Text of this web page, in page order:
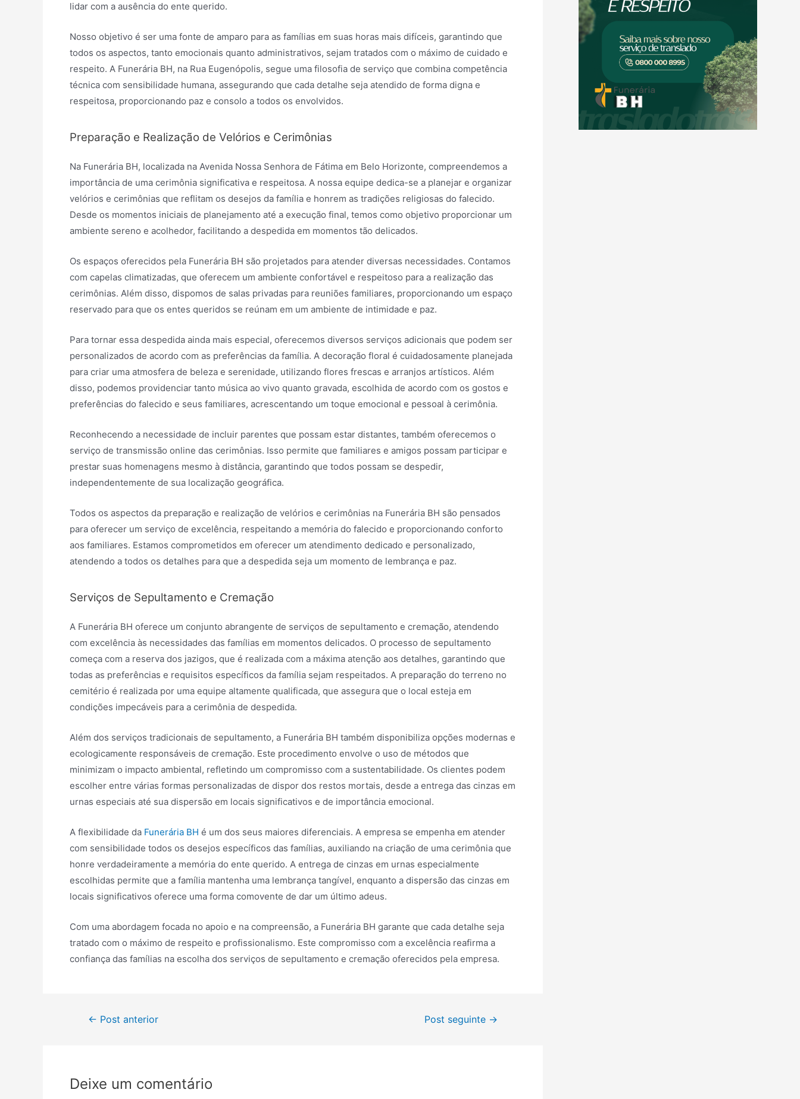
lidar com a ausência do ente querido.
Nosso objetivo é ser uma fonte de amparo para as famílias em suas horas mais difíceis, garantindo que
todos os aspectos, tanto emocionais quanto administrativos, sejam tratados com o máximo de cuidado e
respeito. A Funerária BH, na Rua Eugenópolis, segue uma filosofia de serviço que combina competência
técnica com sensibilidade humana, assegurando que cada detalhe seja atendido de forma digna e
respeitosa, proporcionando paz e consolo a todos os envolvidos.
Preparação e Realização de Velórios e Cerimônias
Na Funerária BH, localizada na Avenida Nossa Senhora de Fátima em Belo Horizonte, compreendemos a
importância de uma cerimônia significativa e respeitosa. A nossa equipe dedica-se a planejar e organizar
velórios e cerimônias que reflitam os desejos da família e honrem as tradições religiosas do falecido.
Desde os momentos iniciais de planejamento até a execução final, temos como objetivo proporcionar um
ambiente sereno e acolhedor, facilitando a despedida em momentos tão delicados.
Os espaços oferecidos pela Funerária BH são projetados para atender diversas necessidades. Contamos
com capelas climatizadas, que oferecem um ambiente confortável e respeitoso para a realização das
cerimônias. Além disso, dispomos de salas privadas para reuniões familiares, proporcionando um espaço
reservado para que os entes queridos se reúnam em um ambiente de intimidade e paz.
Para tornar essa despedida ainda mais especial, oferecemos diversos serviços adicionais que podem ser
personalizados de acordo com as preferências da família. A decoração floral é cuidadosamente planejada
para criar uma atmosfera de beleza e serenidade, utilizando flores frescas e arranjos artísticos. Além
disso, podemos providenciar tanto música ao vivo quanto gravada, escolhida de acordo com os gostos e
preferências do falecido e seus familiares, acrescentando um toque emocional e pessoal à cerimônia.
Reconhecendo a necessidade de incluir parentes que possam estar distantes, também oferecemos o
serviço de transmissão online das cerimônias. Isso permite que familiares e amigos possam participar e
prestar suas homenagens mesmo à distância, garantindo que todos possam se despedir,
independentemente de sua localização geográfica.
Todos os aspectos da preparação e realização de velórios e cerimônias na Funerária BH são pensados
para oferecer um serviço de excelência, respeitando a memória do falecido e proporcionando conforto
aos familiares. Estamos comprometidos em oferecer um atendimento dedicado e personalizado,
atendendo a todos os detalhes para que a despedida seja um momento de lembrança e paz.
Serviços de Sepultamento e Cremação
A Funerária BH oferece um conjunto abrangente de serviços de sepultamento e cremação, atendendo
com excelência às necessidades das famílias em momentos delicados. O processo de sepultamento
começa com a reserva dos jazigos, que é realizada com a máxima atenção aos detalhes, garantindo que
todas as preferências e requisitos específicos da família sejam respeitados. A preparação do terreno no
cemitério é realizada por uma equipe altamente qualificada, que assegura que o local esteja em
condições impecáveis para a cerimônia de despedida.
Além dos serviços tradicionais de sepultamento, a Funerária BH também disponibiliza opções modernas e
ecologicamente responsáveis de cremação. Este procedimento envolve o uso de métodos que
minimizam o impacto ambiental, refletindo um compromisso com a sustentabilidade. Os clientes podem
escolher entre várias formas personalizadas de dispor dos restos mortais, desde a entrega das cinzas em
urnas especiais até sua dispersão em locais significativos e de importância emocional.
A flexibilidade da Funerária BH é um dos seus maiores diferenciais. A empresa se empenha em atender
com sensibilidade todos os desejos específicos das famílias, auxiliando na criação de uma cerimônia que
honre verdadeiramente a memória do ente querido. A entrega de cinzas em urnas especialmente
escolhidas permite que a família mantenha uma lembrança tangível, enquanto a dispersão das cinzas em
locais significativos oferece uma forma comovente de dar um último adeus.
Com uma abordagem focada no apoio e na compreensão, a Funerária BH garante que cada detalhe seja
tratado com o máximo de respeito e profissionalismo. Este compromisso com a excelência reafirma a
confiança das famílias na escolha dos serviços de sepultamento e cremação oferecidos pela empresa.
Navegação
← Post anterior Post seguinte →
Deixe um comentário